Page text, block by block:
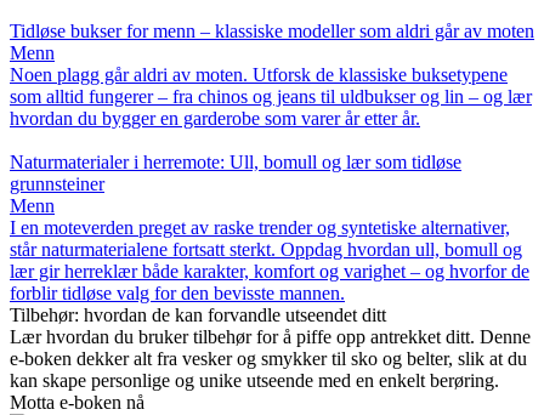
Tidløse bukser for menn – klassiske modeller som aldri går av moten
Menn
Noen plagg går aldri av moten. Utforsk de klassiske buksetypene
som alltid fungerer – fra chinos og jeans til uldbukser og lin – og lær
hvordan du bygger en garderobe som varer år etter år.
Naturmaterialer i herremote: Ull, bomull og lær som tidløse
grunnsteiner
Menn
I en moteverden preget av raske trender og syntetiske alternativer,
står naturmaterialene fortsatt sterkt. Oppdag hvordan ull, bomull og
lær gir herreklær både karakter, komfort og varighet – og hvorfor de
forblir tidløse valg for den bevisste mannen.
Tilbehør: hvordan de kan forvandle utseendet ditt
Lær hvordan du bruker tilbehør for å piffe opp antrekket ditt. Denne
e-boken dekker alt fra vesker og smykker til sko og belter, slik at du
kan skape personlige og unike utseende med en enkelt berøring.
Motta e-boken nå